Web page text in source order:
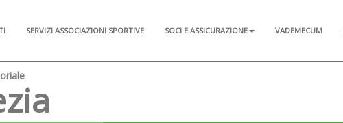
SERVIZI ASSOCIAZIONI SPORTIVE SOCI E ASSICURAZIONE VADEMECUM